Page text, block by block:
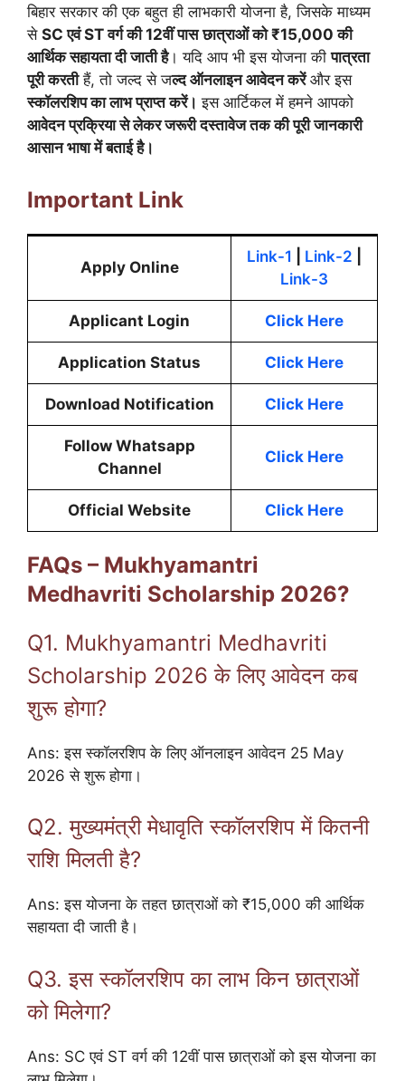
बिहार सरकार की एक बहुत ही लाभकारी योजना है, जिसके माध्यम
से SC एवं ST वर्ग की 12वीं पास छात्राओं को ₹15,000 की
आर्थिक सहायता दी जाती है। यदि आप भी इस योजना कीपात्रता
पूरी करतीहैं, तो जल्द से जल्द ऑनलाइन आवेदन करेंऔर इस
स्कॉलरशिप का लाभ प्राप्त करें। इस आर्टिकल में हमने आपको
आवेदन प्रक्रिया से लेकर जरूरी दस्तावेज तक की पूरी जानकारी
आसान भाषा में बताई है।
Important Link
Apply Online
Link-1 Link-2
Link-3
Applicant Login Click Here
Application Status Click Here
Download Notification Click Here
Follow Whatsapp
Channel
Click Here
Official Website Click Here
FAQs – Mukhyamantri
Medhavriti Scholarship 2026?
Q1. Mukhyamantri Medhavriti
Scholarship 2026 के लिए आवेदन कब
शुरू होगा?
Ans: इस स्कॉलरशिप के लिए ऑनलाइन आवेदन 25 May
2026 से शुरू होगा।
Q2. मुख्यमंत्री मेधावृति स्कॉलरशिप में कितनी
राशि मिलती है?
Ans: इस योजना के तहत छात्राओं को ₹15,000 की आर्थिक
सहायता दी जाती है।
Q3. इस स्कॉलरशिप का लाभ किन छात्राओं
को मिलेगा?
Ans: SC एवं ST वर्ग की 12वीं पास छात्राओं को इस योजना का